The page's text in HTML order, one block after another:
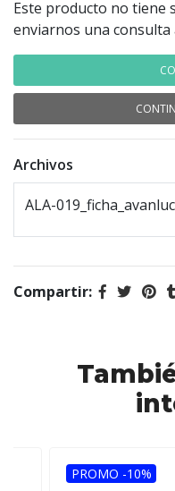
Este producto no tiene
enviarnos una consulta
Archivos
ALA-
Compartir:
PROMO -10%